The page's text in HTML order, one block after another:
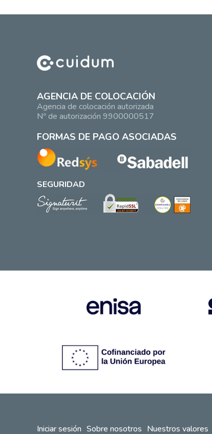
AGENCIA DE COLOCACIÓN
Agencia de colocación autorizada
Nº de autorización 9900000517
FORMAS DE PAGO ASOCIADAS
SEGURIDAD
Iniciar sesión Sobre nosotros Nuestros valores